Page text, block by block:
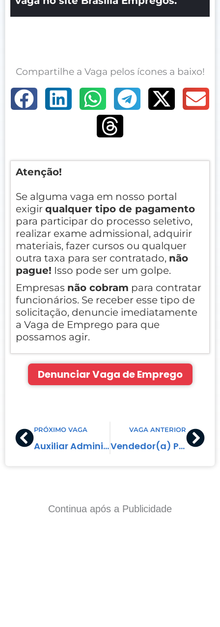
Compartilhe a Vaga pelos ícones a baixo!
Atenção!
Se alguma vaga em nosso portal
exigir qualquer tipo de pagamento
para participar do processo seletivo,
realizar exame admissional, adquirir
materiais, fazer cursos ou qualquer
outra taxa para ser contratado, não
pague! Isso pode ser um golpe.
Empresas não cobram para contratar
funcionários. Se receber esse tipo de
solicitação, denuncie imediatamente
a Vaga de Emprego para que
possamos agir.
Denunciar Vaga de Emprego
Prev
PRÓXIMO VAGA
Auxiliar Administrativo
VAGA ANTERIOR
Vendedor(a) Promotor(a) Externo(a)
Continua após a Publicidade